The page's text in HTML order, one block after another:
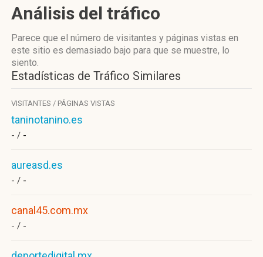
Análisis del tráfico
Parece que el número de visitantes y páginas vistas en
este sitio es demasiado bajo para que se muestre, lo
siento.
Estadísticas de Tráfico Similares
VISITANTES / PÁGINAS VISTAS
taninotanino.es
- / -
aureasd.es
- / -
canal45.com.mx
- / -